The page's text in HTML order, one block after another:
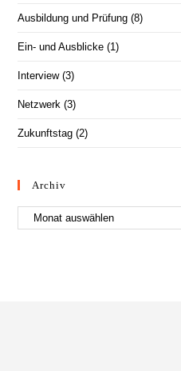
Ausbildung und Prüfung (8)
Ein- und Ausblicke (1)
Interview (3)
Netzwerk (3)
Zukunftstag (2)
Archiv
Archiv